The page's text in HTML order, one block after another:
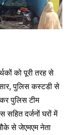
को पूरी तरह से
पुलिस कस्टडी से
पुलिस टीम
दर्जनों घरों में
से जेएमएम नेता